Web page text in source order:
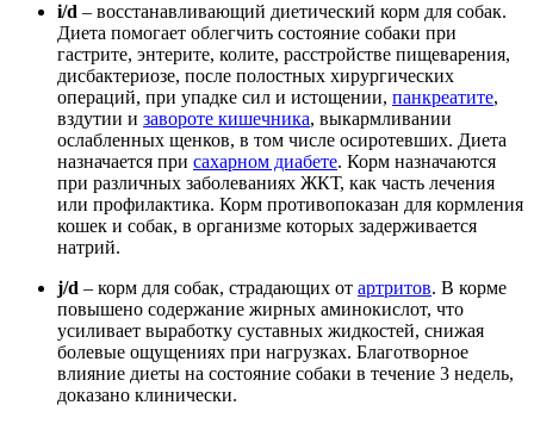
i/d – восстанавливающий диетический корм для собак.
Диета помогает облегчить состояние собаки при
гастрите, энтерите, колите, расстройстве пищеварения,
дисбактериозе, после полостных хирургических
операций, при упадке сил и истощении, панкреатите,
вздутии и завороте кишечника, выкармливании
ослабленных щенков, в том числе осиротевших. Диета
назначается при сахарном диабете. Корм назначаются
при различных заболеваниях ЖКТ, как часть лечения
или профилактика. Корм противопоказан для кормления
кошек и собак, в организме которых задерживается
натрий.
j/d – корм для собак, страдающих от артритов. В корме
повышено содержание жирных аминокислот, что
усиливает выработку суставных жидкостей, снижая
болевые ощущениях при нагрузках. Благотворное
влияние диеты на состояние собаки в течение 3 недель,
доказано клинически.